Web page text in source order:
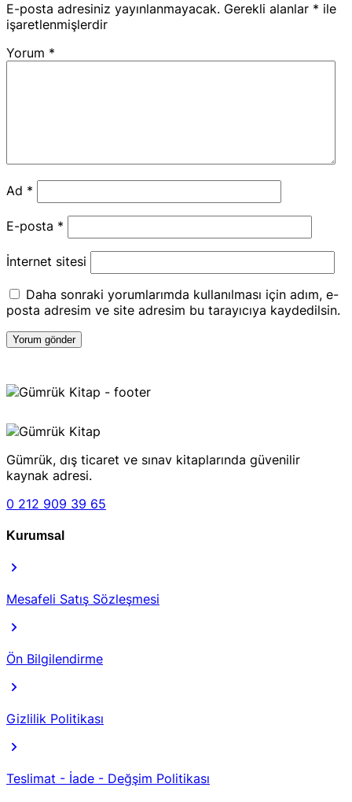
E-posta adresiniz yayınlanmayacak. Gerekli alanlar * ile
işaretlenmişlerdir
Yorum *
Ad *
E-posta *
İnternet sitesi
Daha sonraki yorumlarımda kullanılması için adım, e-
posta adresim ve site adresim bu tarayıcıya kaydedilsin.
Gümrük, dış ticaret ve sınav kitaplarında güvenilir
kaynak adresi.
0 212 909 39 65
Kurumsal
Mesafeli Satış Sözleşmesi
Ön Bilgilendirme
Gizlilik Politikası
Teslimat - İade - Değşim Politikası